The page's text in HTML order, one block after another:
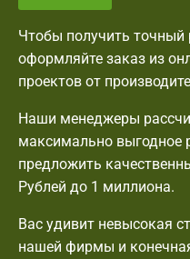
Чтобы получить точный
оформляйте заказ из
проектов от
Наши менеджеры
максимально
предложить
Рублей до 1 миллиона.
Вас удивит невысокая
нашей фирмы и